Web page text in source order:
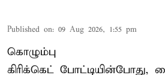
Published on: 09 Aug 2026, 1:55 pm
கொழும்பு
கிரிக்கெட்